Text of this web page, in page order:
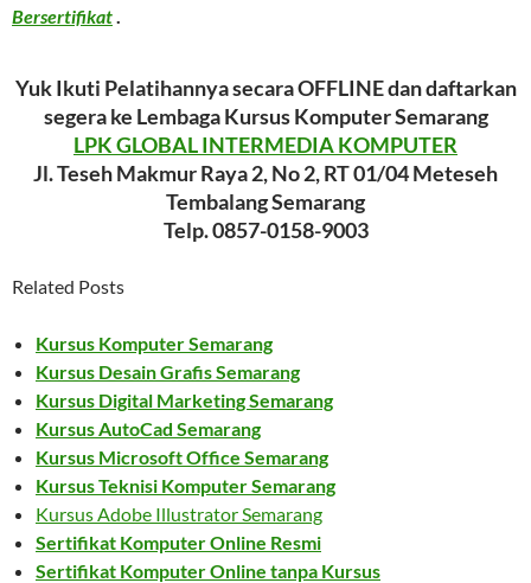
Bersertifikat
Yuk Ikuti Pelatihannya secara OFFLINE dan daftarkan
segera ke Lembaga Kursus Komputer Semarang
LPK GLOBAL INTERMEDIA KOMPUTER
Jl. Teseh Makmur Raya 2, No 2, RT 01/04 Meteseh
Tembalang Semarang
Telp. 0857-0158-9003
Related Posts
Kursus Komputer Semarang
Kursus Desain Grafis Semarang
Kursus Digital Marketing Semarang
Kursus AutoCad Semarang
Kursus Microsoft Office Semarang
Kursus Teknisi Komputer Semarang
Kursus Adobe Illustrator Semarang
Sertifikat Komputer Online Resmi
Sertifikat Komputer Online tanpa Kursus